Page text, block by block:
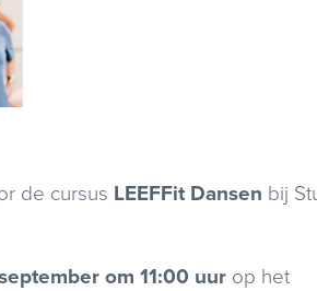
de cursus LEEFFit Dansen bij
om 11:00 uur op het